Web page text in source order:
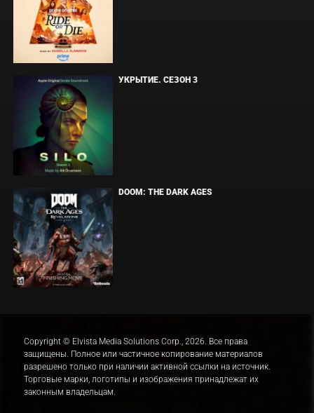
УКРЫТИЕ. СЕЗОН 3
DOOM: THE DARK AGES
Copyright © Elvista Media Solutions Corp., 2026. Все права
защищены. Полное или частичное копирование материалов
разрешено только при наличии активной ссылки на источник.
Торговые марки, логотипы и изображения принадлежат их
законным владельцам.